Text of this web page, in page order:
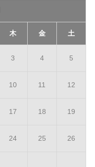
木 金 土
3 4 5
10 11 12
17 18 19
24 25 26